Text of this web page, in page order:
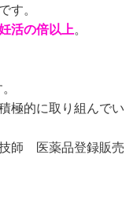
す。
活の倍以上。
極的に取り組んでい
師 医薬品登録販売